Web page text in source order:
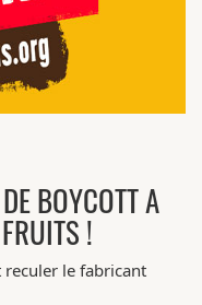
BOYCOTT A
!
reculer le fabricant